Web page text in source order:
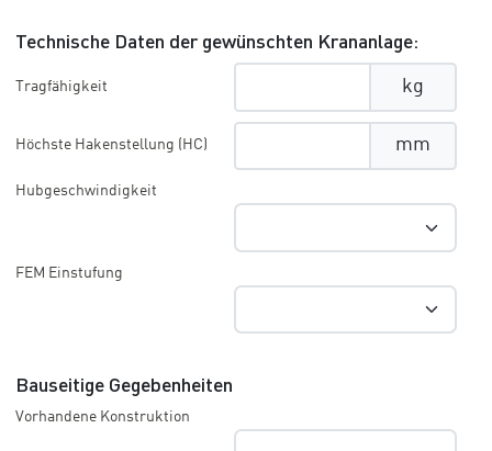
Technische Daten der gewünschten Krananlage:
Tragfähigkeit kg
Höchste Hakenstellung (HC) mm
Hubgeschwindigkeit
FEM Einstufung
Bauseitige Gegebenheiten
Vorhandene Konstruktion